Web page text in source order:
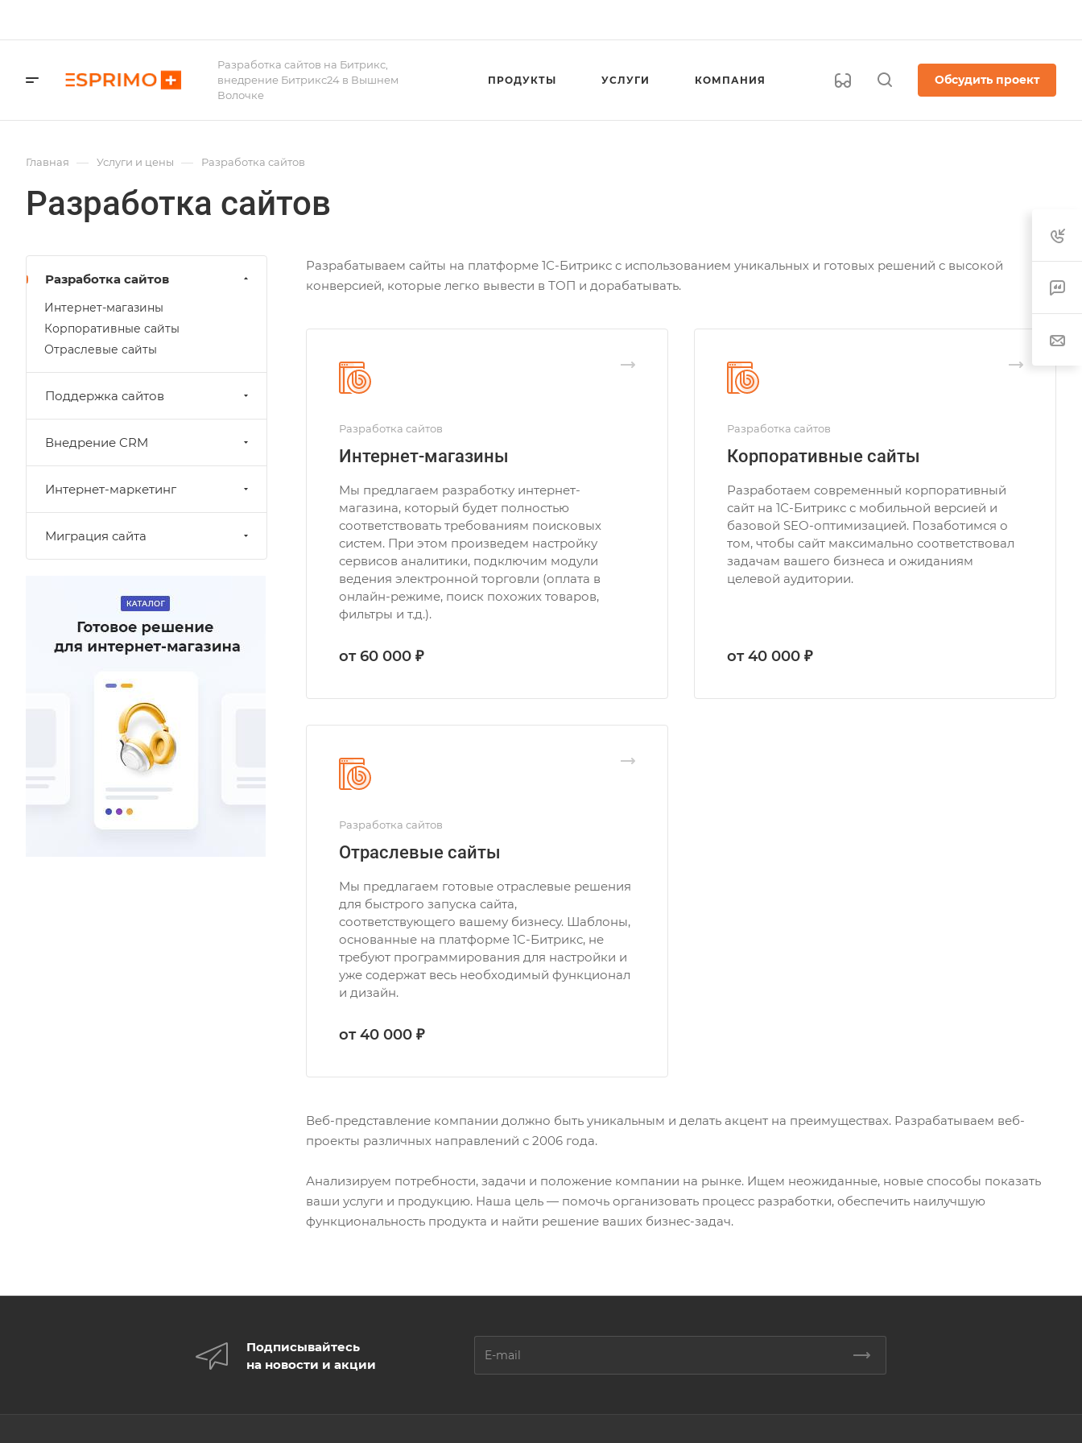
Разработка сайтов на Битрикс,
внедрение Битрикс24 в Вышнем
Волочке
ПРОДУКТЫ УСЛУГИ КОМПАНИЯ Обсудить проект
Главная — Услуги и цены — Разработка сайтов
Разработка сайтов
Разрабатываем сайты на платформе 1С-Битрикс с использованием уникальных и готовых решений с высокой
конверсией, которые легко вывести в ТОП и дорабатывать.
Разработка сайтов
Интернет-магазины
Мы предлагаем разработку интернет-
магазина, который будет полностью
соответствовать требованиям поисковых
систем. При этом произведем настройку
сервисов аналитики, подключим модули
ведения электронной торговли (оплата в
онлайн-режиме, поиск похожих товаров,
фильтры и т.д.).
от 60 000 ₽
Разработка сайтов
Корпоративные сайты
Разработаем современный корпоративный
сайт на 1С-Битрикс с мобильной версией и
базовой SEO-оптимизацией. Позаботимся о
том, чтобы сайт максимально соответствовал
задачам вашего бизнеса и ожиданиям
целевой аудитории.
от 40 000 ₽
Разработка сайтов
Отраслевые сайты
Мы предлагаем готовые отраслевые решения
для быстрого запуска сайта,
соответствующего вашему бизнесу. Шаблоны,
основанные на платформе 1С-Битрикс, не
требуют программирования для настройки и
уже содержат весь необходимый функционал
и дизайн.
от 40 000 ₽
Веб-представление компании должно быть уникальным и делать акцент на преимуществах. Разрабатываем веб-
проекты различных направлений с 2006 года.
Анализируем потребности, задачи и положение компании на рынке. Ищем неожиданные, новые способы показать
ваши услуги и продукцию. Наша цель — помочь организовать процесс разработки, обеспечить наилучшую
функциональность продукта и найти решение ваших бизнес-задач.
Разработка сайтов
Интернет-магазины
Корпоративные сайты
Отраслевые сайты
Поддержка сайтов
Внедрение CRM
Интернет-маркетинг
Миграция сайта
Подписывайтесь
на новости и акции